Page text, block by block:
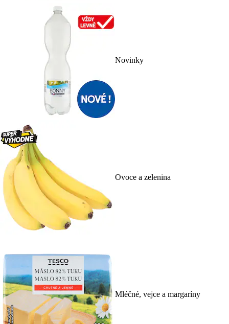
Novinky
Ovoce a zelenina
Mléčné, vejce a margaríny